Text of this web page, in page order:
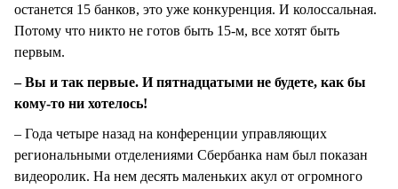
останется 15 банков, это уже конкуренция. И колоссальная.
Потому что никто не готов быть 15-м, все хотят быть
первым.
– Вы и так первые. И пятнадцатыми не будете, как бы
кому-то ни хотелось!
– Года четыре назад на конференции управляющих
региональными отделениями Сбербанка нам был показан
видеоролик. На нем десять маленьких акул от огромного